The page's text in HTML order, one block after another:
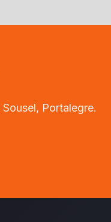
Sousel, Portalegre.